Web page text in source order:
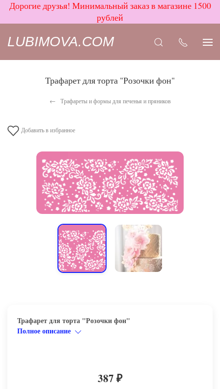
Дорогие друзья! Минимальный заказ в магазине 1500
рублей
LUBIMOVA.COM
Трафарет для торта "Розочки фон"
Трафареты и формы для печенья и пряников
Добавить в избранное
Трафарет для торта "Розочки фон"
Полное описание
387 ₽